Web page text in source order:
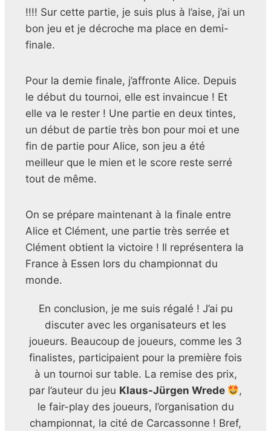
!!!! Sur cette partie, je suis plus à l’aise, j’ai un
bon jeu et je décroche ma place en demi-
finale.
Pour la demie finale, j’affronte Alice. Depuis
le début du tournoi, elle est invaincue ! Et
elle va le rester ! Une partie en deux tintes,
un début de partie très bon pour moi et une
fin de partie pour Alice, son jeu a été
meilleur que le mien et le score reste serré
tout de même.
On se prépare maintenant à la finale entre
Alice et Clément, une partie très serrée et
Clément obtient la victoire ! Il représentera la
France à Essen lors du championnat du
monde.
En conclusion, je me suis régalé ! J’ai pu
discuter avec les organisateurs et les
joueurs. Beaucoup de joueurs, comme les 3
finalistes, participaient pour la première fois
à un tournoi sur table. La remise des prix,
par l’auteur du jeu Klaus-Jürgen Wrede
,
le fair-play des joueurs, l’organisation du
championnat, la cité de Carcassonne ! Bref,